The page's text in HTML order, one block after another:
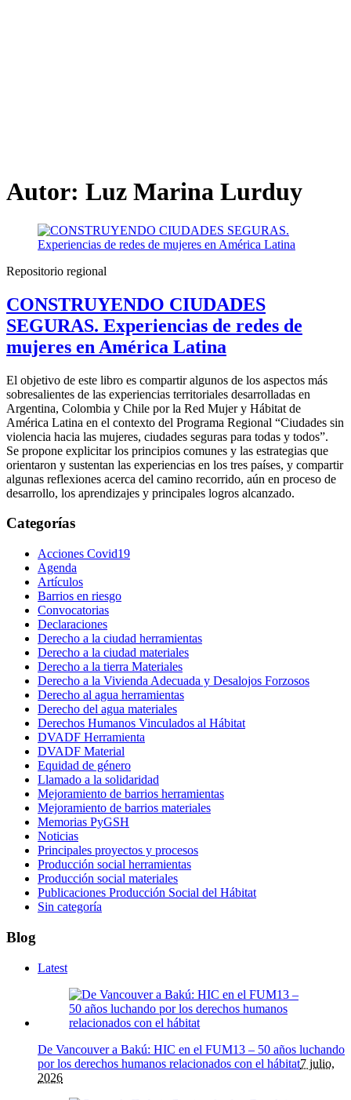
Autor: Luz Marina Lurduy
Repositorio regional
CONSTRUYENDO CIUDADES
SEGURAS. Experiencias de redes de
mujeres en América Latina
El objetivo de este libro es compartir algunos de los aspectos más
sobresalientes de las experiencias territoriales desarrolladas en
Argentina, Colombia y Chile por la Red Mujer y Hábitat de
América Latina en el contexto del Programa Regional “Ciudades sin
violencia hacia las mujeres, ciudades seguras para todas y todos”.
Se propone explicitar los principios comunes y las estrategias que
orientaron y sustentan las experiencias en los tres países, y compartir
algunas reflexiones acerca del camino recorrido, aún en proceso de
desarrollo, los aprendizajes y principales logros alcanzado.
Categorías
Acciones Covid19
Agenda
Artículos
Barrios en riesgo
Convocatorias
Declaraciones
Derecho a la ciudad herramientas
Derecho a la ciudad materiales
Derecho a la tierra Materiales
Derecho a la Vivienda Adecuada y Desalojos Forzosos
Derecho al agua herramientas
Derecho del agua materiales
Derechos Humanos Vinculados al Hábitat
DVADF Herramienta
DVADF Material
Equidad de género
Llamado a la solidaridad
Mejoramiento de barrios herramientas
Mejoramiento de barrios materiales
Memorias PyGSH
Noticias
Principales proyectos y procesos
Producción social herramientas
Producción social materiales
Publicaciones Producción Social del Hábitat
Sin categoría
Blog
Latest
De Vancouver a Bakú: HIC en el FUM13 – 50 años luchando
por los derechos humanos relacionados con el hábitat7 julio,
2026